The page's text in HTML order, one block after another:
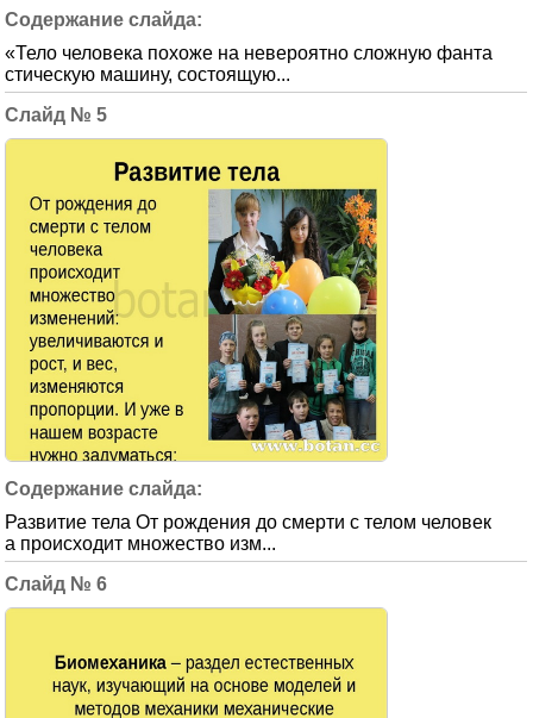
«Тело человека похоже на невероятно сложную фанта
стическую машину, состоящую...
5
Развитие тела От рождения до смерти с телом человек
а происходит множество изм...
6